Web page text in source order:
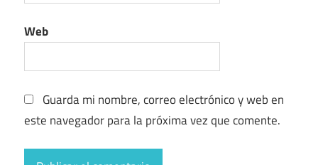
Web
Guarda mi nombre, correo electrónico y web en
este navegador para la próxima vez que comente.